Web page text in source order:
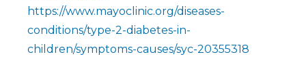
https://www.mayoclinic.org/diseases-
conditions/type-2-diabetes-in-
children/symptoms-causes/syc-20355318